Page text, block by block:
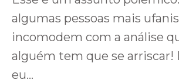
algumas pessoas mais
incomodem com a análise
alguém tem que se arriscar!
eu…